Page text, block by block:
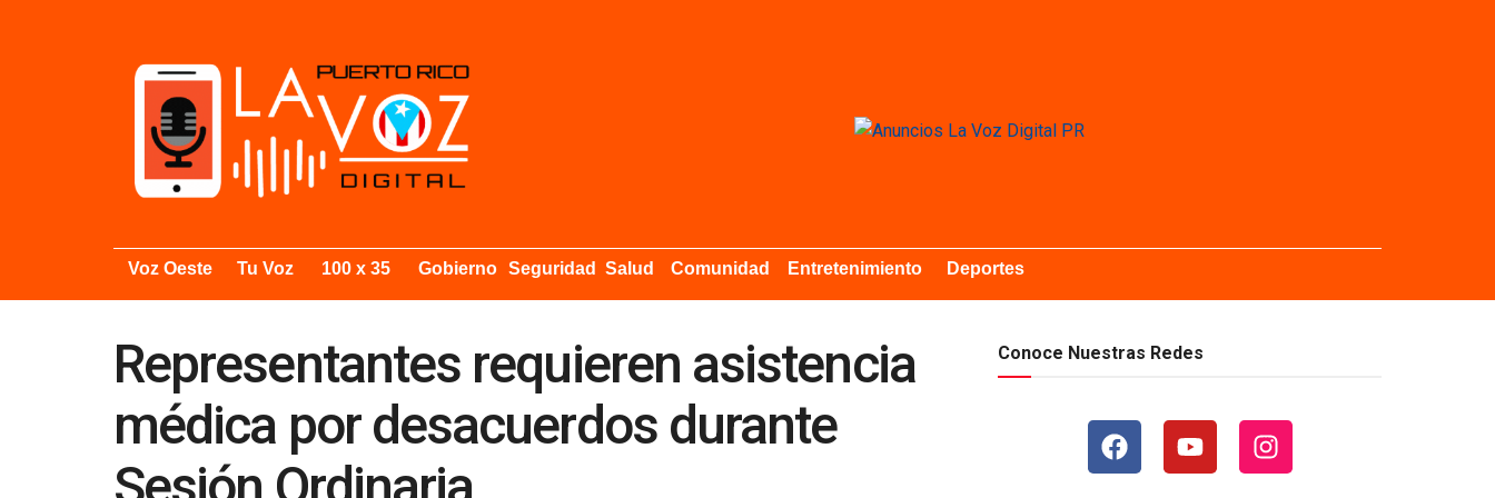
Voz Oeste Tu Voz 100 x 35 Gobierno Seguridad Salud Comunidad Entretenimiento Deportes
Representantes requieren asistencia
médica por desacuerdos durante
Conoce Nuestras Redes